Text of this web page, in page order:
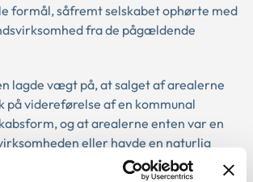
formål, såfremt selskabet ophørte med
fra de pågældende
lagde vægt på, at salget af arealerne
på videreførelse af en kommunal
og at arealerne enten var en
eller havde en naturlig